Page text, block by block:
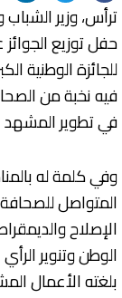
ترأس، وزير
حفل توزيع الجوائز
للجائزة الوطنية
فيه نخبة من
في تطوير المشهد
وفي كلمة له
المتواصل
الإصلاح
الوطن وتنوير
بلغته الأعمال